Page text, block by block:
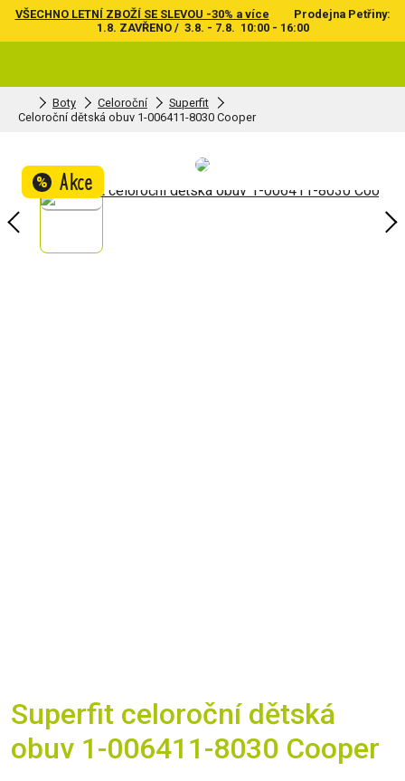
VŠECHNO LETNÍ ZBOŽÍ SE SLEVOU -30% a více
Prodejna Petřiny:
1.8. ZAVŘENO / 3.8. - 7.8. 10:00 - 16:00
Boty Celoroční
Superfit
Celoroční dětská obuv 1-006411-8030 Cooper
% Akce
Superfit celoroční dětská
obuv 1-006411-8030 Cooper